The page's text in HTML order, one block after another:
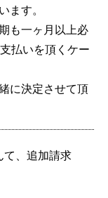
ます。
も一ヶ月以上必
払いを頂くケー
に決定させて頂
て、追加請求